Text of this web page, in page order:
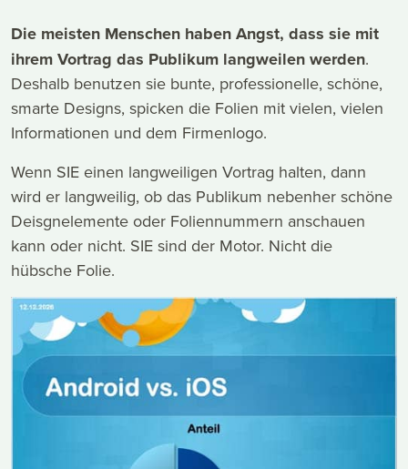
Die meisten Menschen haben Angst, dass sie mit
ihrem Vortrag das Publikum langweilen werden.
Deshalb benutzen sie bunte, professionelle, schöne,
smarte Designs, spicken die Folien mit vielen, vielen
Informationen und dem Firmenlogo.
Wenn SIE einen langweiligen Vortrag halten, dann
wird er langweilig, ob das Publikum nebenher schöne
Deisgnelemente oder Foliennummern anschauen
kann oder nicht. SIE sind der Motor. Nicht die
hübsche Folie.